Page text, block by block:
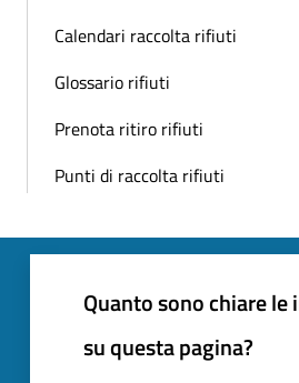
Calendari raccolta rifiuti
Glossario rifiuti
Prenota ritiro rifiuti
Punti di raccolta rifiuti
Quanto sono chiare
su questa pagina?